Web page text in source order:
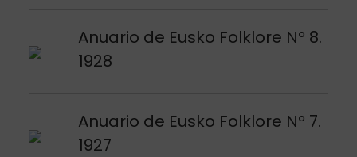
Anuario de Eusko Folklore Nº 8.
1928
Argitalpena ikusi
Anuario de Eusko Folklore Nº 7.
1927
Argitalpena ikusi